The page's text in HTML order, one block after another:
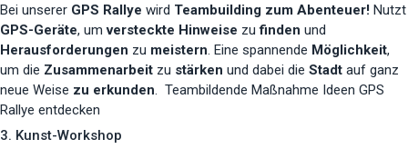
Bei unserer GPS Rallye wird Teambuilding zum Abenteuer! Nutzt
GPS-Geräte, umversteckte Hinweise zufinden und
Herausforderungen zu meistern . Eine spannende Möglichkeit,
um die Zusammenarbeit zu stärken und dabei die Stadt auf ganz
neue Weise zu erkunden
Teambildende Maßnahme Ideen GPS
Rallye entdecken
3. Kunst-Workshop